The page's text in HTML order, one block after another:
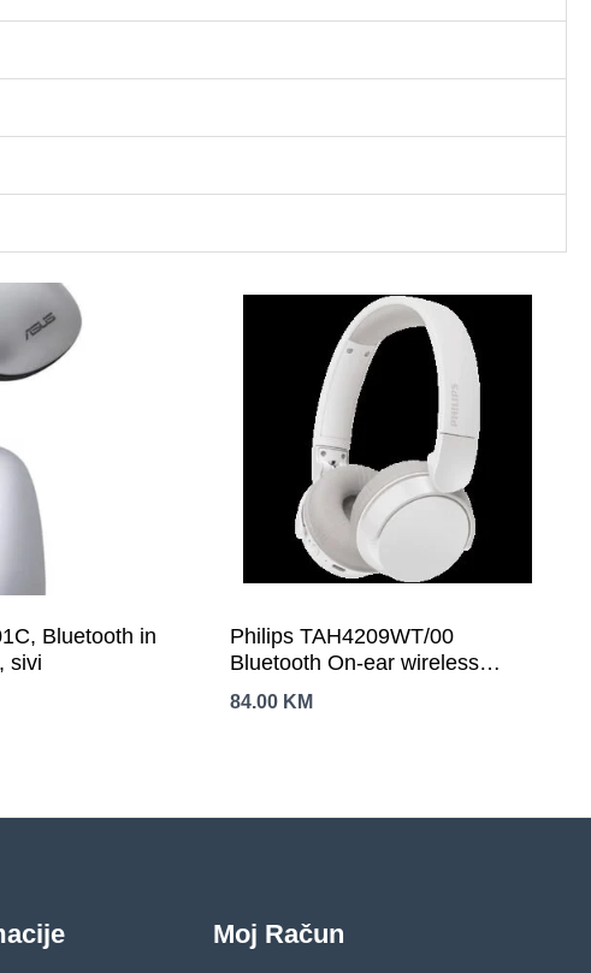
Bluetooth in
sivi
Philips TAH4209WT/00
Bluetooth On-ear wireless
headphones, white
84.00 KM
Moj Račun